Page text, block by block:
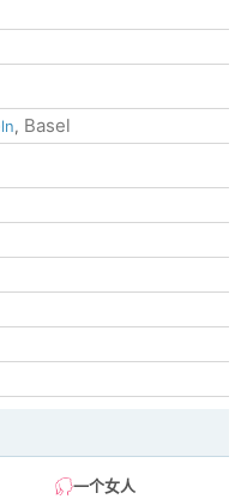
, Basel
一个女人